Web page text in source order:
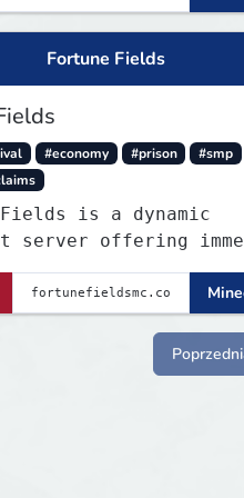
Fortune Fields
#economy #prison
#smp
is a dynamic
server offering
across SMP, KitPVP,
emphasizes
player
innovative